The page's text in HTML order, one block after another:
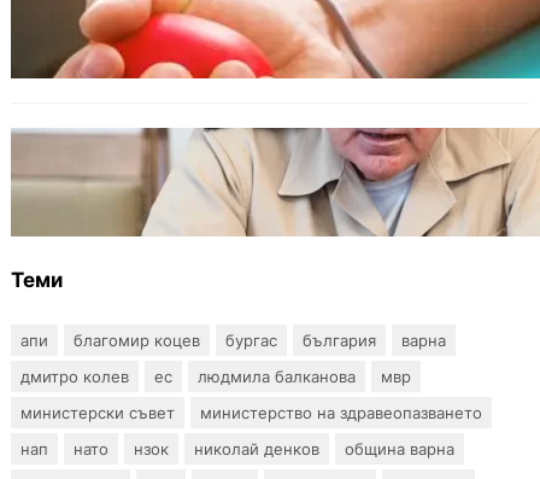
Варна има спешна нужда от кръводарители
с кръвна група 0+
БЪЛГАРИЯ
Ефтимов: Няма преднамерени действия
срещу България, дронът край Кардам е бил
примамка
Теми
апи благомир коцев бургас българия
варна
дмитро колев
ес людмила балканова
мвр
министерски съвет
министерство на здравеопазването
нап
нато нзок николай денков
община варна